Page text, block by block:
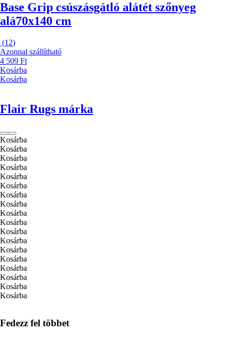
Base Grip csúszásgátló alátét szőnyeg
alá70x140 cm
(12)
Azonnal szállítható
4 509 Ft
Kosárba
Kosárba
Flair Rugs márka
Kosárba
Kosárba
Kosárba
Kosárba
Kosárba
Kosárba
Kosárba
Kosárba
Kosárba
Kosárba
Kosárba
Kosárba
Kosárba
Kosárba
Kosárba
Kosárba
Kosárba
Kosárba
Fedezz fel többet